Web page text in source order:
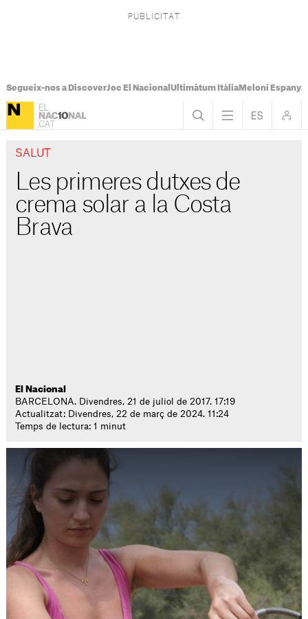
Segueix-nos a DiscoverJoc El Nacional Ultimàtum ItàliaMeloni Espanya
SALUT
Les primeres dutxes de
crema solar a la Costa
Brava
El Nacional
BARCELONA. Divendres, 21 de juliol de 2017. 17:19
Actualitzat: Divendres, 22 de març de 2024. 11:24
Temps de lectura: 1 minut